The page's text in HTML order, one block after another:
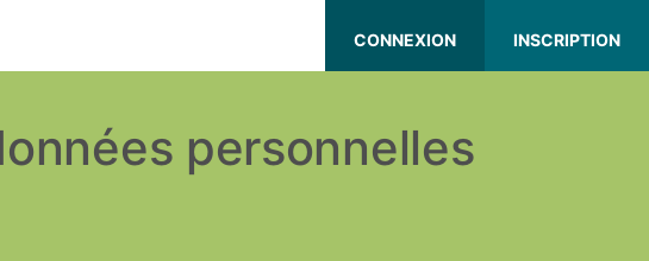
CONNEXION INSCRIPTION
personnelles